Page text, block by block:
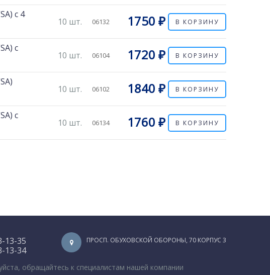
с 4
10 шт. 06132 1750 ₽ В КОРЗИНУ
с
10 шт. 06104 1720 ₽ В КОРЗИНУ
10 шт. 06102 1840 ₽ В КОРЗИНУ
с
10 шт. 06134 1760 ₽ В КОРЗИНУ
13-35
13-34
ПРОСП. ОБУХОВСКОЙ ОБОРОНЫ, 70 КОРПУС 3
обращайтесь к специалистам нашей компании